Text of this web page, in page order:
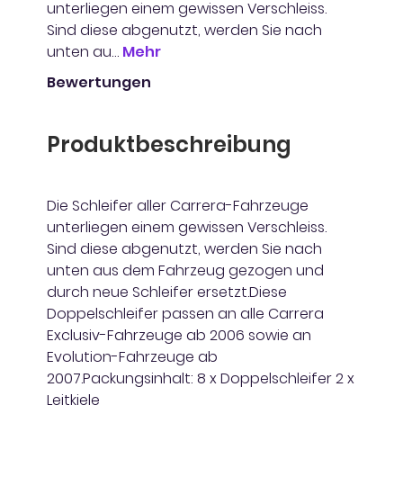
unterliegen einem gewissen Verschleiss.
Sind diese abgenutzt, werden Sie nach
unten au… Mehr
Bewertungen
Produktbeschreibung
Die Schleifer aller Carrera-Fahrzeuge
unterliegen einem gewissen Verschleiss.
Sind diese abgenutzt, werden Sie nach
unten aus dem Fahrzeug gezogen und
durch neue Schleifer ersetzt.Diese
Doppelschleifer passen an alle Carrera
Exclusiv-Fahrzeuge ab 2006 sowie an
Evolution-Fahrzeuge ab
2007.Packungsinhalt: 8 x Doppelschleifer 2 x
Leitkiele